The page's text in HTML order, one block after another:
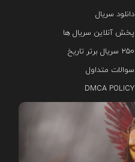
دانلود سریال‌
پخش آنلاین سریال ها
۲۵۰ سریال برتر تاریخ
سوالات متداول
DMCA POLICY